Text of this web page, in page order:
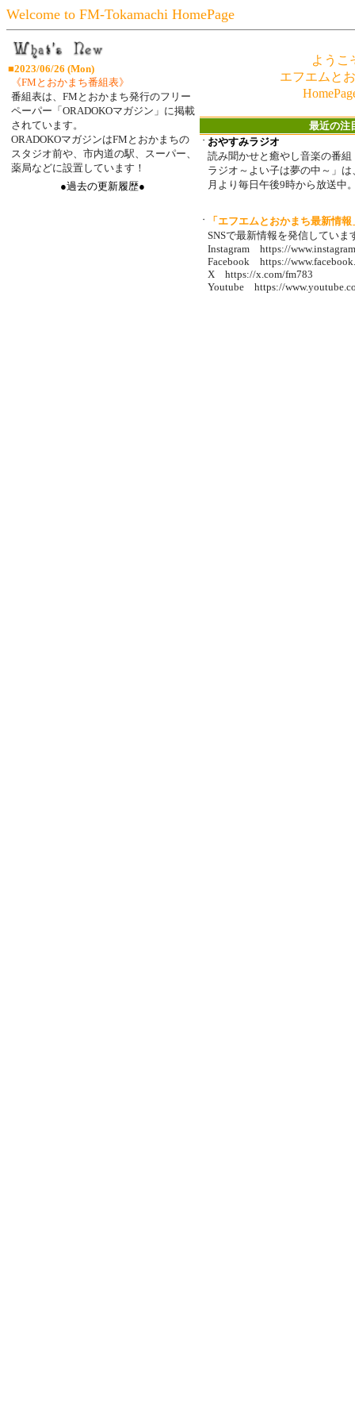
Welcome to FM-Tokamachi HomePage
■2023/06/26 (Mon)
《FMとおかまち番組表》
番組表は、FMとおかまち発行のフリー
ペーパー「ORADOKOマガジン」に掲載
されています。
ORADOKOマガジンはFMとおかまちの
スタジオ前や、市内道の駅、スーパー、
薬局などに設置しています！
●過去の更新履歴●
ようこ
エフエムと
最近の注
・ おやすみラジオ
読み聞かせと癒やし音楽の番組
ラジオ～よい子は夢の中～」は
月より毎日午後9時から放送中
・
「エフエムとおかまち最新情報
SNSで最新情報を発信していま
Instagram https://
Facebook https://
X https://x.com/fm783
Youtube https://